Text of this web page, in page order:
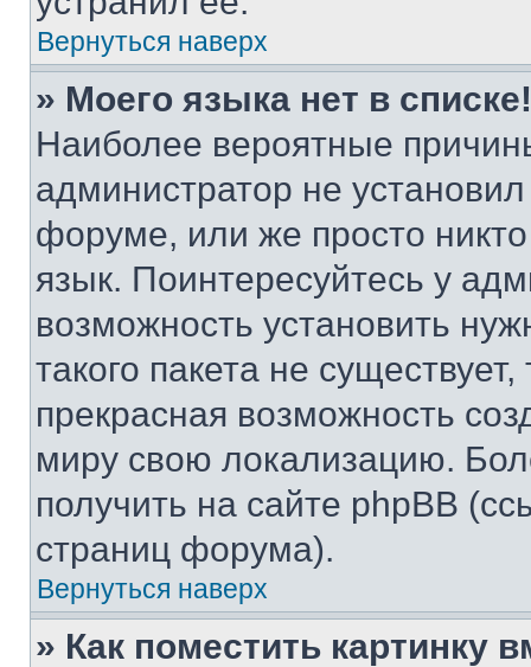
Вернуться наверх
» Моего языка нет в списке!
Наиболее вероятные
администратор не
форуме, или же просто
язык. Поинтересуйтесь у
возможность установить
такого пакета не
прекрасная возможность
миру свою локализацию.
получить на сайте phpBB
страниц форума).
Вернуться наверх
» Как поместить картинку